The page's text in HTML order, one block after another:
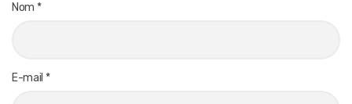
Nom *
E-mail *